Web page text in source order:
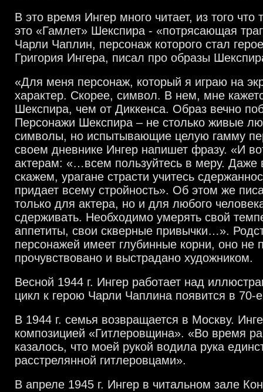
В это время Ингер много читает, из того что
это «Гамлет» Шекспира - «потрясающая
Чарли Чаплин, персонаж которого стал
Григория Ингера, писал про образы
«Для меня персонаж, который я играю на
характер. Скорее, символ. В нем, мне
Шекспира, чем от Диккенса. Образ вечно
Персонажи Шекспира – не столько живые
символы, но испытывающие целую гамму
своем дневнике Ингер напишет фразу. «И
актерам: «…всем пользуйтесь в меру. Даже
скажем, урагане страсти учитесь
придает всему стройность». Об этом же
только для актера, но и для любого
сдерживать. Необходимо умерять свой
аппетиты, свои скверные привычки…».
персонажей имеет глубинные корни, оно не
прочувствовано и выстрадано художником.
Весной 1944 г. Ингер работает над
цикл к герою Чарли Чаплина появится в 70-
В 1944 г. семья возвращается в Москву.
композицией «Гитлеровщина». «Во время
казалось, что моей рукой водила рука
расстрелянной гитлеровцами».
В апреле 1945 г. Ингер в читальном зале